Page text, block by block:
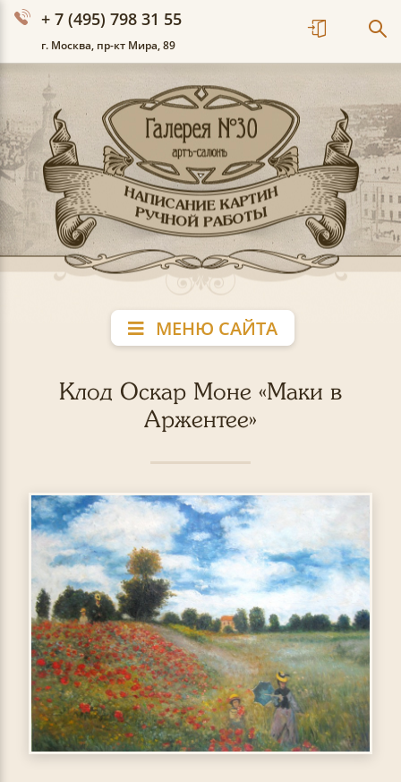
+ 7 (495) 798 31 55
г. Москва, пр-кт Мира, 89
МЕНЮ САЙТА
Клод Оскар Моне «Маки в
Аржентее»